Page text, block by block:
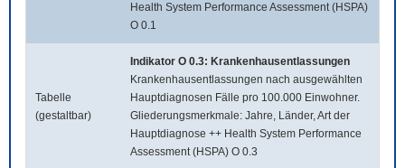
Health System Performance Assessment (HSPA)
O 0.1
Tabelle
(gestaltbar)
Indikator O 0.3: Krankenhausentlassungen
Krankenhausentlassungen nach ausgewählten
Hauptdiagnosen Fälle pro 100.000 Einwohner.
Gliederungsmerkmale: Jahre, Länder, Art der
Hauptdiagnose ++ Health System Performance
Assessment (HSPA) O 0.3